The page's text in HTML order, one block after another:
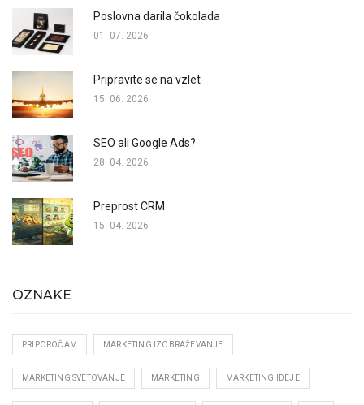
Poslovna darila čokolada
01. 07. 2026
Pripravite se na vzlet
15. 06. 2026
SEO ali Google Ads?
28. 04. 2026
Preprost CRM
15. 04. 2026
OZNAKE
PRIPOROČAM MARKETING IZOBRAŽEVANJE
MARKETING SVETOVANJE MARKETING MARKETING IDEJE